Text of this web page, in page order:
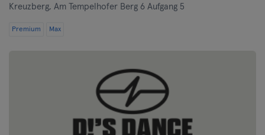
Kreuzberg, Am Tempelhofer Berg 6 Aufgang 5
Premium Max